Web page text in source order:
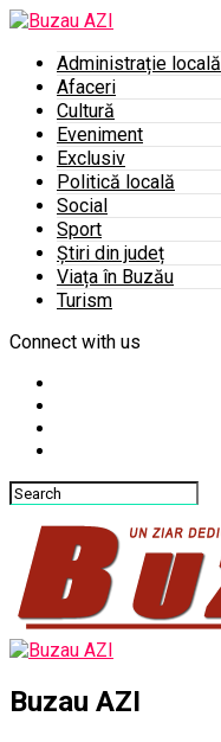
Administrație locală
Afaceri
Cultură
Eveniment
Exclusiv
Politică locală
Social
Sport
Știri din județ
Viața în Buzău
Turism
Connect with us
Buzau AZI